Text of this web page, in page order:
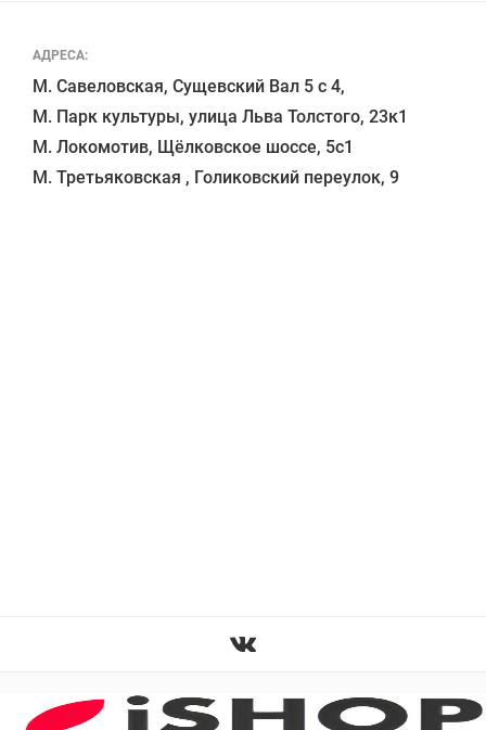
АДРЕСА:
М. Савеловская, Сущевский Вал 5 с 4,
М. Парк культуры, улица Льва Толстого, 23к1
М. Локомотив, Щёлковское шоссе, 5с1